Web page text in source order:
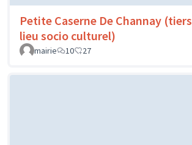
Petite Caserne De Channay (tiers
lieu socio culturel)
mairie
10 27